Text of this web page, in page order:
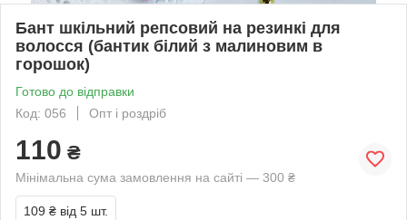
Бант шкільний репсовий на резинкі для
волосся (бантик білий з малиновим в
горошок)
Готово до відправки
Код: 056
Опт і роздріб
110 ₴
Мінімальна сума замовлення на сайті — 300 ₴
109 ₴ від 5 шт.